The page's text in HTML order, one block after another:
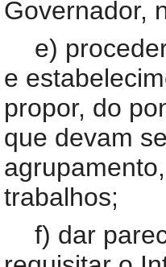
Governador,
e)
e
propor, do
que devam
trabalhos;
f) dar